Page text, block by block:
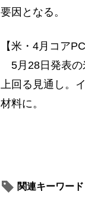
要因となる。
【米・4月コア
5月28日発表の
上回る見通し。
材料に。
関連キーワード